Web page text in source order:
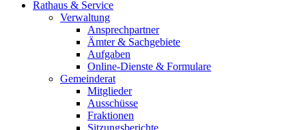
Rathaus & Service
Verwaltung
Ansprechpartner
Ämter & Sachgebiete
Aufgaben
Online-Dienste & Formulare
Gemeinderat
Mitglieder
Ausschüsse
Fraktionen
Sitzungsberichte